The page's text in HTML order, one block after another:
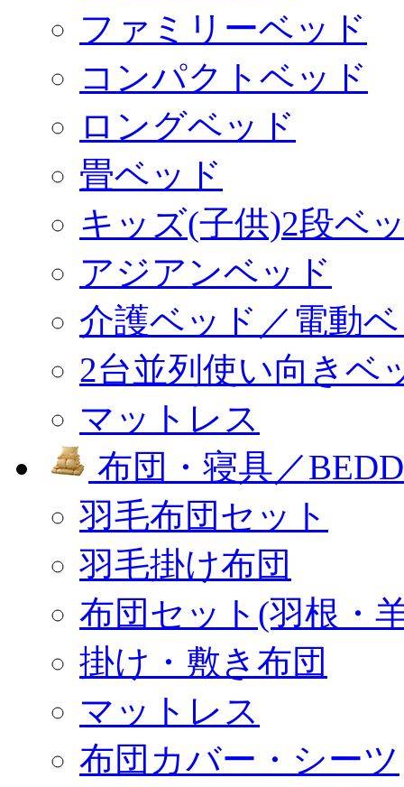
ファミリーベッド
コンパクトベッド
ロングベッド
畳ベッド
キッズ(子供)2段ベ
アジアンベッド
介護ベッド／電動
2台並列使い向きベ
マットレス
布団・寝具／
羽毛布団セット
羽毛掛け布団
布団セット(羽根・
掛け・敷き布団
マットレス
布団カバー・シーツ